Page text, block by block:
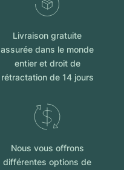
Livraison gratuite
assurée dans le monde
entier et droit de
rétractation de 14 jours
Nous vous offrons
différentes options de